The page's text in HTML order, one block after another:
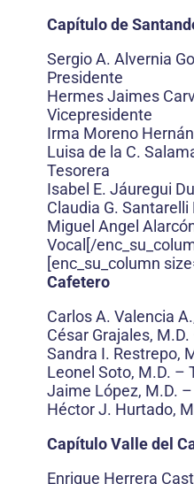
Capítulo de
Sergio A. Alvernia
Presidente
Hermes Jaimes
Vicepresidente
Irma Moreno
Luisa de la C.
Tesorera
Isabel E. Jáuregui
Claudia G. Santarelli
Miguel Angel
Vocal[/
[enc_su_column
Cafetero
Carlos A. Valencia
César Grajales,
Sandra I. Restrepo,
Leonel Soto, M.D. –
Jaime López, M.D. –
Héctor J. Hurtado,
Capítulo Valle del
Enrique Herrera